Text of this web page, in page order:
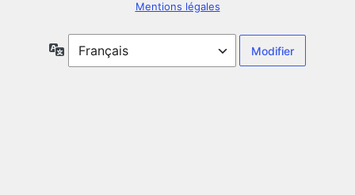
Mentions légales
Langue